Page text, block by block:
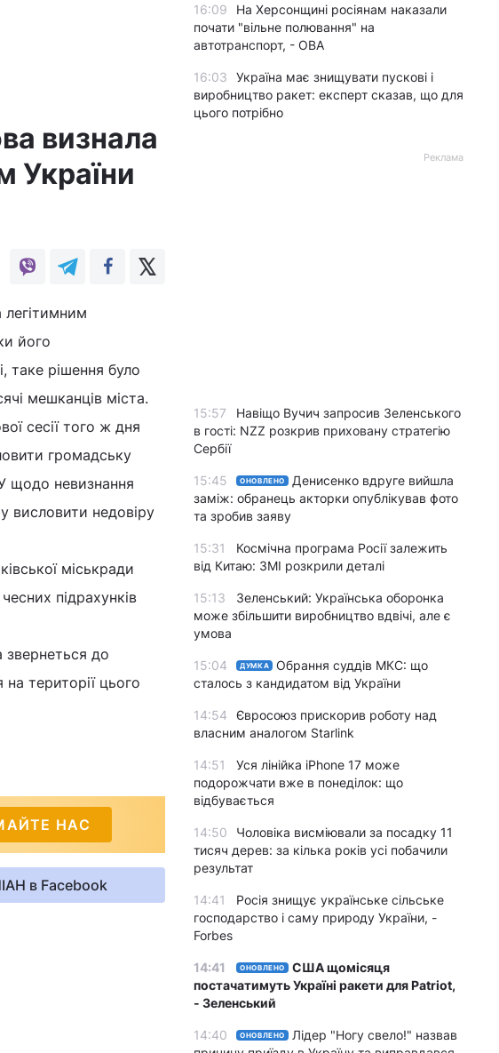
визнала
України
легітимним
його
таке рішення було
мешканців міста.
сесії того ж дня
громадську
щодо невизнання
висловити недовіру
міськради
підрахунків
звернеться до
території цього
НАС
в Facebook
16:09
На Херсонщині росіянам наказали
почати "вільне полювання" на
автотранспорт, - ОВА
16:03
Україна має знищувати пускові і
виробництво ракет: експерт сказав, що для
цього потрібно
Реклама
15:57
Навіщо Вучич запросив Зеленського
в гості: NZZ розкрив приховану стратегію
Сербії
15:45 ОНОВЛЕНО
Денисенко вдруге вийшла
заміж: обранець акторки опублікував фото
та зробив заяву
15:31
Космічна програма Росії залежить
від Китаю: ЗМІ розкрили деталі
15:13
Зеленський: Українська оборонка
може збільшити виробництво вдвічі, але є
умова
15:04 ДУМКА
Обрання суддів МКС: що
сталось з кандидатом від України
14:54
Євросоюз прискорив роботу над
власним аналогом Starlink
14:51
Уся лінійка iPhone 17 може
подорожчати вже в понеділок: що
відбувається
14:50
Чоловіка висміювали за посадку 11
тисяч дерев: за кілька років усі побачили
результат
14:41
Росія знищує українське сільське
господарство і саму природу України, -
Forbes
14:41 ОНОВЛЕНО
США щомісяця
постачатимуть Україні ракети для Patriot,
- Зеленський
14:40 ОНОВЛЕНО
Лідер "Ногу свело!" назвав